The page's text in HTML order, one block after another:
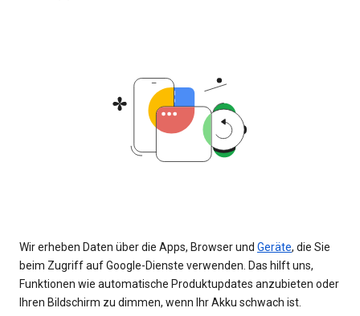
Wir erheben Daten über die Apps, Browser und Geräte, die Sie
beim Zugriff auf Google-Dienste verwenden. Das hilft uns,
Funktionen wie automatische Produktupdates anzubieten oder
Ihren Bildschirm zu dimmen, wenn Ihr Akku schwach ist.